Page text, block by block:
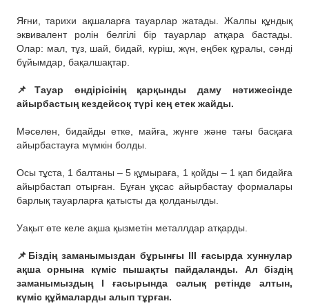
Яғни, тарихи ақшаларға тауарлар жатады. Жалпы құндық
эквивалент ролін белгілі бір тауарлар атқара бастады.
Олар: мал, тұз, шай, бидай, күріш, жүн, еңбек құралы, сәнді
бұйымдар, бақалшақтар.
📌Тауар өндірісінің қарқынды даму нәтижесінде
айырбастың кездейсоқ түрі кең етек жайды.
Мәселен, бидайды етке, майға, жүнге және тағы басқаға
айырбастауға мүмкін болды.
Осы тұста, 1 балтаны – 5 құмыраға, 1 қойды – 1 қап бидайға
айырбастап отырған. Бұған ұқсас айырбастау формалары
барлық тауарларға қатысты да қолданылды.
Уақыт өте келе ақша қызметін металлдар атқарды.
📌Біздің заманымыздан бұрынғы III ғасырда хуннулар
ақша орнына күміс пышақты пайдаланды. Ал біздің
заманымыздың I ғасырында салық ретінде алтын,
күміс құймаларды алып тұрған.